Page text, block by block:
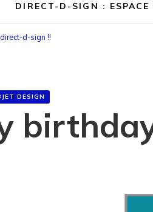
DIRECT-D-SIGN : ESPACE
d-sign !!
DESIGN